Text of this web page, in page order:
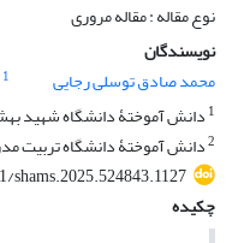
نوع مقاله : مقاله مروری
نویسندگان
محمد صادق توسلی رجایی
1
1دانش آموختۀ دانشگاه شهید
2دانش آموختۀ دانشگاه تربیت
shams.2025.524843.1127
چکیده